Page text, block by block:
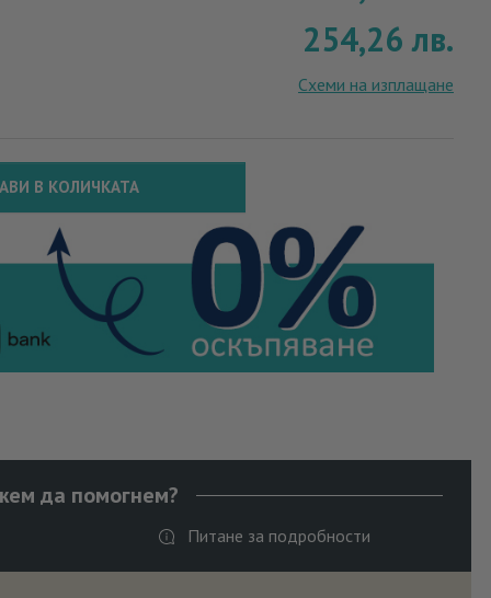
254,26лв.
Схеми на изплащане
В КОЛИЧКАТА
да помогнем?
Питане за подробности